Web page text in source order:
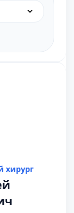
хирург